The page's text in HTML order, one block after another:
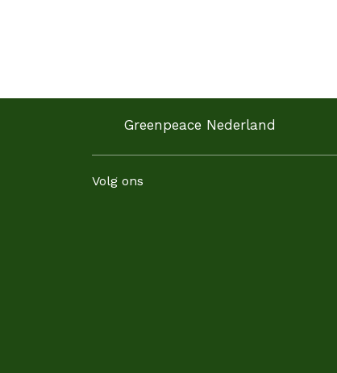
Greenpeace Nederland
Volg ons